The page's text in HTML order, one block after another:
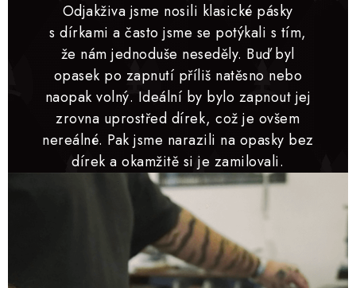
Odjakživa jsme nosili klasické pásky
s dírkami a často jsme se potýkali s tím,
že nám jednoduše neseděly. Buď byl
opasek po zapnutí příliš natěsno nebo
naopak volný. Ideální by bylo zapnout jej
zrovna uprostřed dírek, což je ovšem
nereálné. Pak jsme narazili na opasky bez
dírek a okamžitě si je zamilovali.